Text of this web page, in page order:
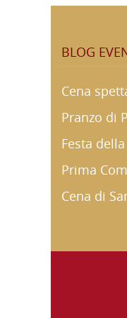
BLOG
Cena
Pranzo di
Festa
Prima
Cena di